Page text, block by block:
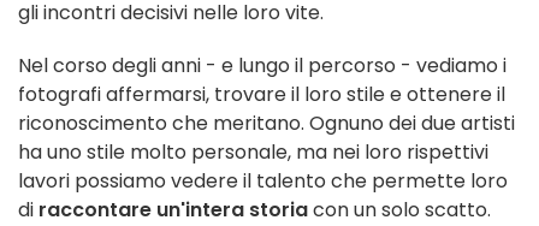
gli incontri decisivi nelle loro vite.
Nel corso degli anni - e lungo il percorso - vediamo i
fotografi affermarsi, trovare il loro stile e ottenere il
riconoscimento che meritano. Ognuno dei due artisti
ha uno stile molto personale, ma nei loro rispettivi
lavori possiamo vedere il talento che permette loro
di raccontare un'intera storiacon un solo scatto.